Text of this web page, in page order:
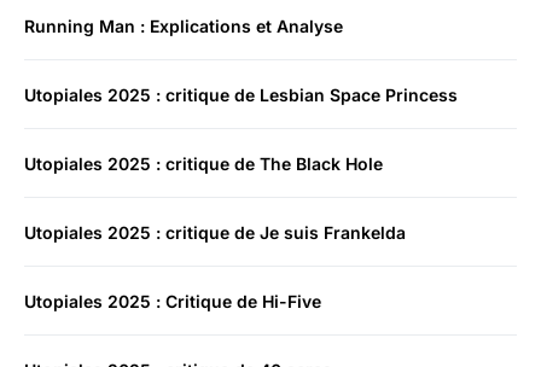
Running Man : Explications et Analyse
Utopiales 2025 : critique de Lesbian Space Princess
Utopiales 2025 : critique de The Black Hole
Utopiales 2025 : critique de Je suis Frankelda
Utopiales 2025 : Critique de Hi-Five